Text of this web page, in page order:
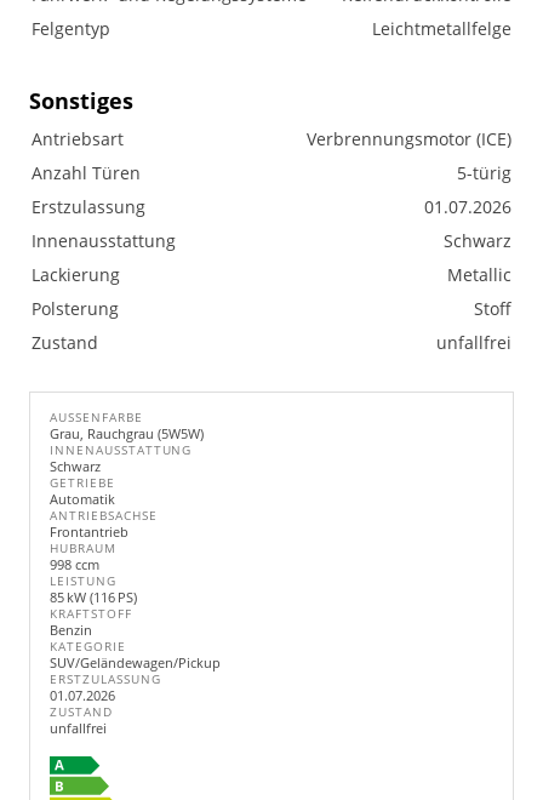
Felgentyp
Leichtmetallfelge
Sonstiges
Antriebsart
Verbrennungsmotor (ICE)
Anzahl Türen
5-türig
Erstzulassung
01.07.2026
Innenausstattung
Schwarz
Lackierung
Metallic
Polsterung
Stoff
Zustand
unfallfrei
AUSSENFARBE
Grau, Rauchgrau (5W5W)
INNENAUSSTATTUNG
Schwarz
GETRIEBE
Automatik
ANTRIEBSACHSE
Frontantrieb
HUBRAUM
998 ccm
LEISTUNG
85 kW (116 PS)
KRAFTSTOFF
Benzin
KATEGORIE
SUV/Geländewagen/Pickup
ERSTZULASSUNG
01.07.2026
ZUSTAND
unfallfrei